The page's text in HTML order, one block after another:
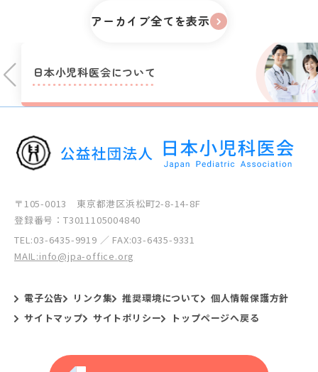
アーカイブ全てを表示
日本小児科医会について
〒105-0013 東京都港区浜松町2-8-14-8F
登録番号：T3011105004840
TEL:03-6435-9919 ／ FAX:03-6435-9331
MAIL:info@jpa-office.org
電子公告 リンク集 推奨環境について
個人情報保護方針
サイトマップ
サイトポリシー トップページへ戻る